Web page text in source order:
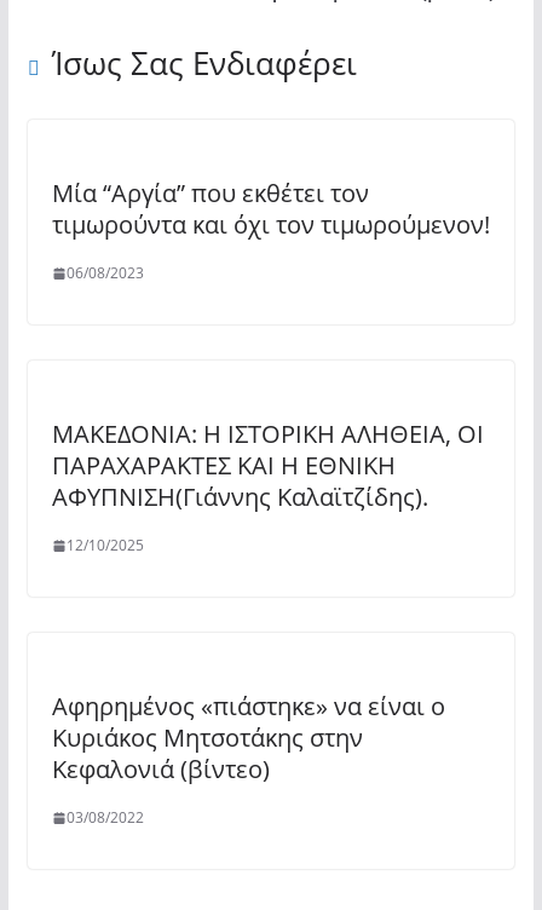
Ίσως Σας Ενδιαφέρει
Μία “Αργία” που εκθέτει τον
τιμωρούντα και όχι τον τιμωρούμενον!
06/08/2023
ΜΑΚΕΔΟΝΙΑ: Η ΙΣΤΟΡΙΚΗ ΑΛΗΘΕΙΑ, ΟΙ
ΠΑΡΑΧΑΡΑΚΤΕΣ ΚΑΙ Η ΕΘΝΙΚΗ
ΑΦΥΠΝΙΣΗ(Γιάννης Καλαϊτζίδης).
12/10/2025
Αφηρημένος «πιάστηκε» να είναι ο
Κυριάκος Μητσοτάκης στην
Κεφαλονιά (βίντεο)
03/08/2022